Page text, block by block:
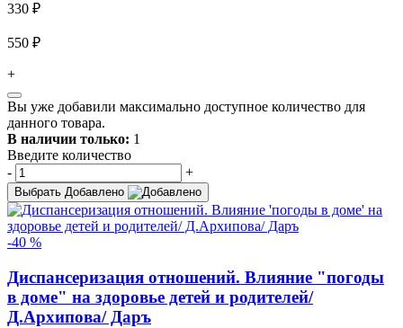
330 ₽
550 ₽
+
Вы уже добавили максимально доступное количество для
данного товара.
В наличии только: 1
Введите количество
-
+
Выбрать Добавлено
-40 %
Диспансеризация отношений. Влияние "погоды
в доме" на здоровье детей и родителей/
Д.Архипова/ Даръ